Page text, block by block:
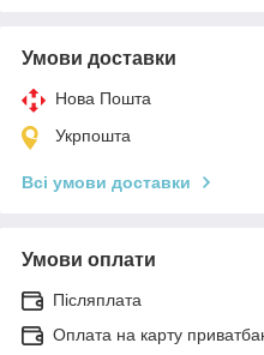
Умови доставки
Нова Пошта
Укрпошта
Всі умови доставки
Умови оплати
Післяплата
Оплата на карту